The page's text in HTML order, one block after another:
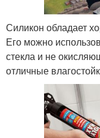
Силикон обладает
Его можно
стекла и не
отличные